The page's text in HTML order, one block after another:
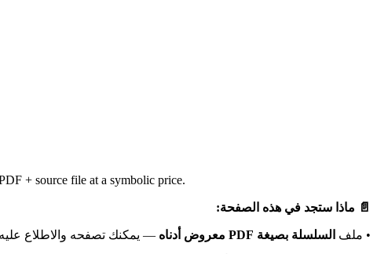
+ source file at a symbolic price.
📄 ماذا ستجد في هذه الصفحة:
• ملف السلسلة بصيغة PDF معروض أدناه — يمكنك تصفحه والاطلاع